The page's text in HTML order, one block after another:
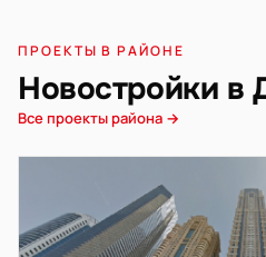
ПРОЕКТЫ В РАЙОНЕ
Новостройки в
Все проекты района →